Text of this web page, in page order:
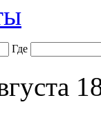
Где